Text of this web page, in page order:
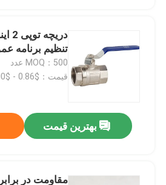
محصولات
تور کارخانه
تنظیم برنامه
MOQ：500 عدد
قیمت：$0.86 - $2.00/pieces
بهترین قیمت
مقاومت در